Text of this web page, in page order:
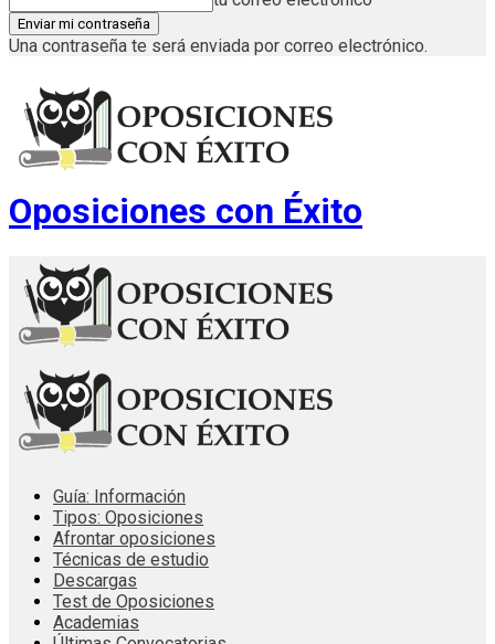
Una contraseña te será enviada por correo electrónico.
Oposiciones con Éxito
Guía: Información
Tipos: Oposiciones
Afrontar oposiciones
Técnicas de estudio
Descargas
Test de Oposiciones
Academias